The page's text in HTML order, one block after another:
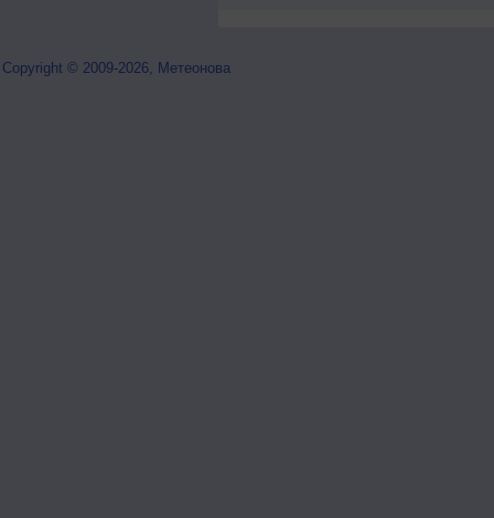
Copyright © 2009-2026, Метеонова